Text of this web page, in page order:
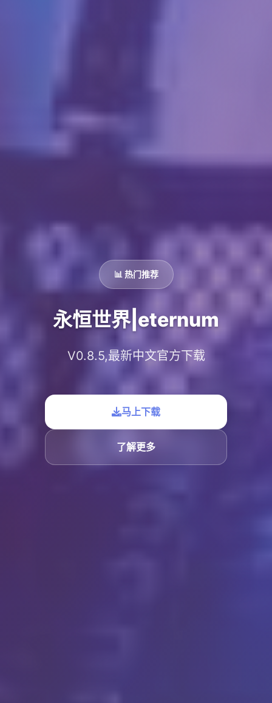
📊 热门推荐
永恒世界|eternum
V0.8.5,最新中文官方下载
马上下载
了解更多